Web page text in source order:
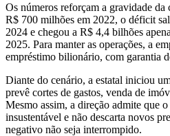
Os números reforçam a gravidade da
R$ 700 milhões em 2022, o déficit
2024 e chegou a R$ 4,4 bilhões
2025. Para manter as operações, a
empréstimo bilionário, com garantia
Diante do cenário, a estatal iniciou
prevê cortes de gastos, venda de
Mesmo assim, a direção admite que
insustentável e não descarta novos
negativo não seja interrompido.